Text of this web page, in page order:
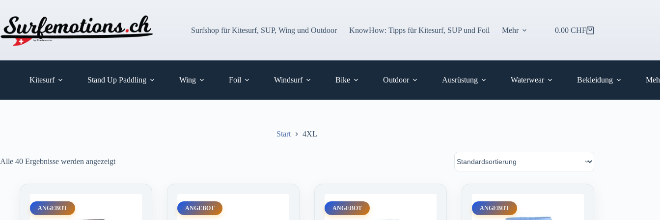
springen
Surfshop für Kitesurf, SUP, Wing und Outdoor
KnowHow: Tipps für Kitesurf, SUP und Foil Mehr Warenkorb
0.00 CHF
Kitesurf Stand Up Paddling Wing Foil Windsurf Bike Outdoor Ausrüstung Waterwear Bekleidung
Start 4XL
Alle 40 Ergebnisse werden angezeigt
ANGEBOT ANGEBOT ANGEBOT ANGEBOT